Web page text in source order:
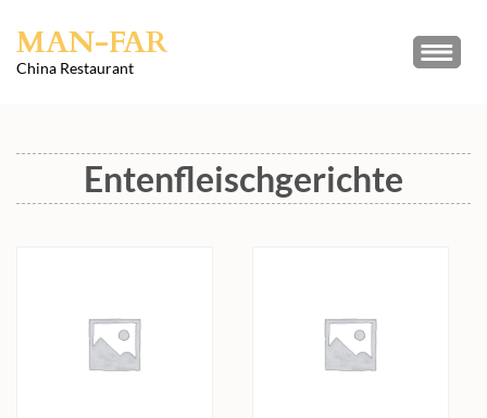
content
MAN-FAR
China Restaurant
Entenfleischgerichte